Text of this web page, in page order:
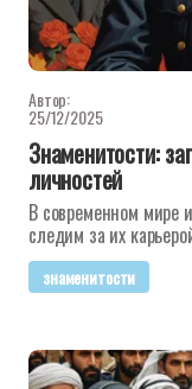
Автор:
25/12/2025
Знаменитости:
личностей
В современном мире
следим за их
знаменитости